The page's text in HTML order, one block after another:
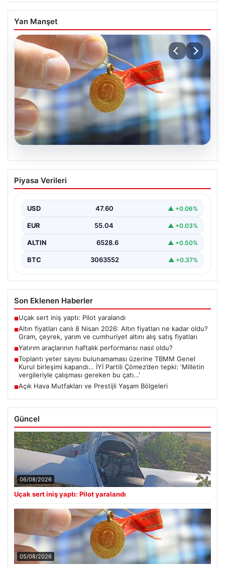
Yan Manşet
05.08.2026
Altın fiyatları canlı 8 Nisan 2026: Altın
fiyatları ne kadar oldu? Gram, çeyrek,
fiyatları
{ "title": "8 Nisan 2026 Altın Fiyatları Canlı Takip: Gram,
Çeyrek ve Cumhuriyet Altını…
Piyasa Verileri
USD 47.60 ▲ +0.06%
EUR 55.04 ▲ +0.03%
ALTIN 6528.6 ▲ +0.50%
BTC 3063552 ▲ +0.37%
Son Eklenen Haberler
■Uçak sert iniş yaptı: Pilot yaralandı
■Altın fiyatları canlı 8 Nisan 2026: Altın fiyatları ne kadar oldu?
Gram, çeyrek, yarım ve cumhuriyet altını alış satış fiyatları
■Yatırım araçlarının haftalık performansı nasıl oldu?
■Toplantı yeter sayısı bulunamaması üzerine TBMM Genel
Kurul birleşimi kapandı… İYİ Partili Çömez’den tepki: ‘Milletin
vergileriyle çalışması gereken bu çatı…’
■Açık Hava Mutfakları ve Prestijli Yaşam Bölgeleri
Güncel
06/08/2026
Uçak sert iniş yaptı: Pilot yaralandı
05/08/2026